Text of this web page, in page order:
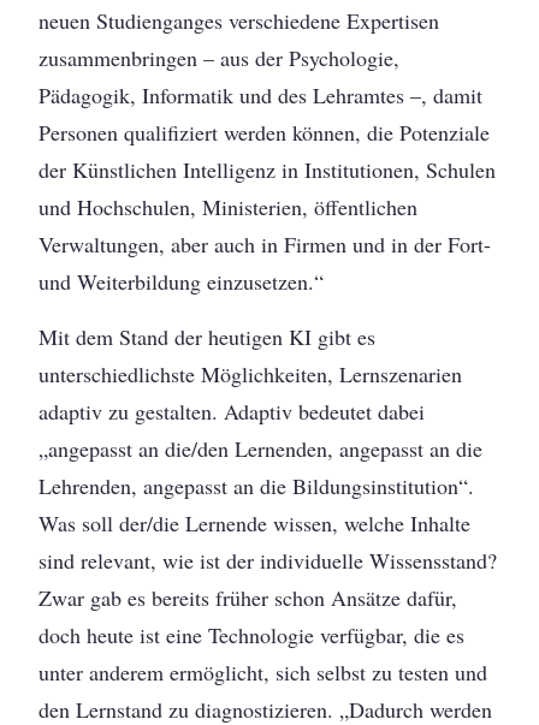
neuen Studienganges verschiedene Expertisen
zusammenbringen – aus der Psychologie,
Pädagogik, Informatik und des Lehramtes –, damit
Personen qualifiziert werden können, die Potenziale
der Künstlichen Intelligenz in Institutionen, Schulen
und Hochschulen, Ministerien, öffentlichen
Verwaltungen, aber auch in Firmen und in der Fort-
und Weiterbildung einzusetzen.“
Mit dem Stand der heutigen KI gibt es
unterschiedlichste Möglichkeiten, Lernszenarien
adaptiv zu gestalten. Adaptiv bedeutet dabei
„angepasst an die/den Lernenden, angepasst an die
Lehrenden, angepasst an die Bildungsinstitution“.
Was soll der/die Lernende wissen, welche Inhalte
sind relevant, wie ist der individuelle Wissensstand?
Zwar gab es bereits früher schon Ansätze dafür,
doch heute ist eine Technologie verfügbar, die es
unter anderem ermöglicht, sich selbst zu testen und
den Lernstand zu diagnostizieren. „Dadurch werden